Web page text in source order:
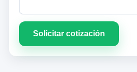
Solicitar cotización